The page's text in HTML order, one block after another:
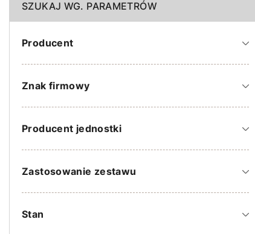
SZUKAJ WG. PARAMETRÓW
Producent
Znak firmowy
Producent jednostki
Zastosowanie zestawu
Stan